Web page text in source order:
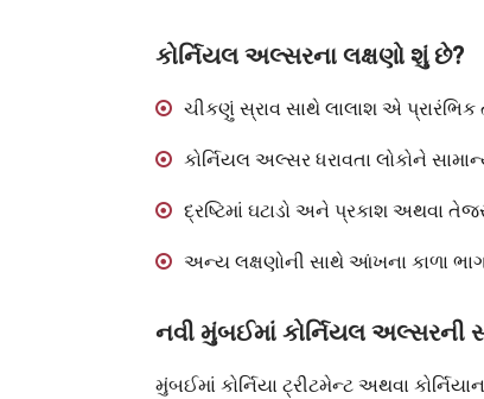
કોર્નિયલ અલ્સરના લક્ષણો શું છે?
ચીકણું સ્રાવ સાથે લાલાશ એ
કોર્નિયલ અલ્સર ધરાવતા લોકોને
દ્રષ્ટિમાં ઘટાડો અને પ્રકાશ અથવા
અન્ય લક્ષણોની સાથે આંખના કાળા
નવી મુંબઈમાં કોર્નિયલ અલ્સરની
મુંબઈમાં કોર્નિયા ટ્રીટમેન્ટ અથવા